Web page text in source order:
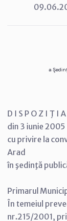
a
D I S P O Z I Ţ I
din 3 iunie 2005
cu privire la
Arad
în şedinţă
Primarul
În temeiul
nr.215/2001,